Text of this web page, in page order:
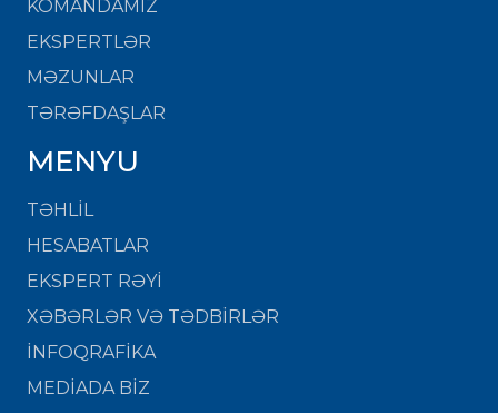
KOMANDAMIZ
EKSPERTLƏR
MƏZUNLAR
TƏRƏFDAŞLAR
MENYU
TƏHLİL
HESABATLAR
EKSPERT RƏYİ
XƏBƏRLƏR VƏ TƏDBİRLƏR
İNFOQRAFİKA
MEDİADA BİZ